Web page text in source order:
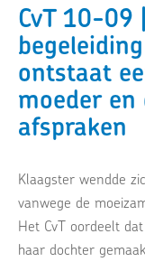
CvT 10-09
ontstaat
moeder en
afspraken
Klaagster wendde
vanwege de
Het CvT oordeelt
haar dochter